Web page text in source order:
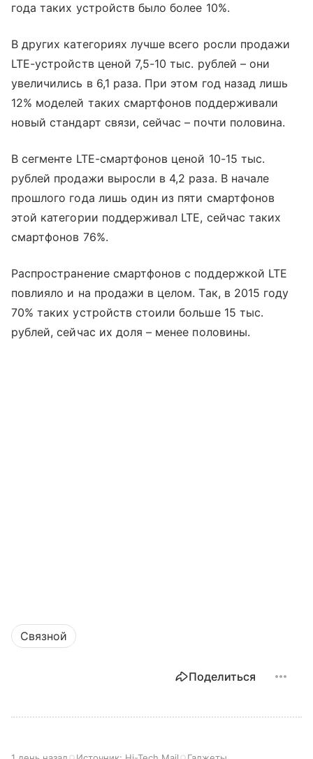
года таких устройств было более 10%.
В других категориях лучше всего росли продажи
LTE-устройств ценой 7,5-10 тыс. рублей – они
увеличились в 6,1 раза. При этом год назад лишь
12% моделей таких смартфонов поддерживали
новый стандарт связи, сейчас – почти половина.
В сегменте LTE-смартфонов ценой 10-15 тыс.
рублей продажи выросли в 4,2 раза. В начале
прошлого года лишь один из пяти смартфонов
этой категории поддерживал LTE, сейчас таких
смартфонов 76%.
Распространение смартфонов с поддержкой LTE
повлияло и на продажи в целом. Так, в 2015 году
70% таких устройств стоили больше 15 тыс.
рублей, сейчас их доля – менее половины.
Связной
Поделиться